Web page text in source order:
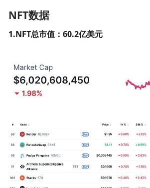
NFT数据
1.NFT总市值：60.2亿美元